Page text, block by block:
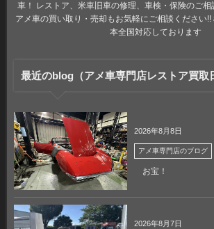
車！ レストア、米車旧車の修理、車検・保険のご相
アメ車の買い取り・売却もお気軽にご相談ください!!
本全国対応しております
最近のblog（アメ車専門店レストア買取
2026年8月8日
アメ車専門店のブログ
お宝！
2026年8月7日